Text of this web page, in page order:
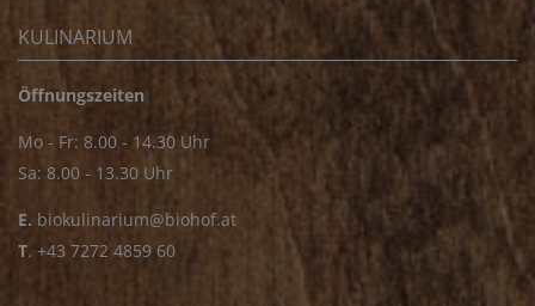
KULINARIUM
Öffnungszeiten
Mo - Fr: 8.00 - 14.30 Uhr
Sa: 8.00 - 13.30 Uhr
E. biokulinarium@biohof.at
T. +43 7272 4859 60